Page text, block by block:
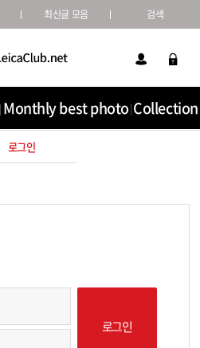
최신글 모음 검색
Monthly best photo Collection
로그인